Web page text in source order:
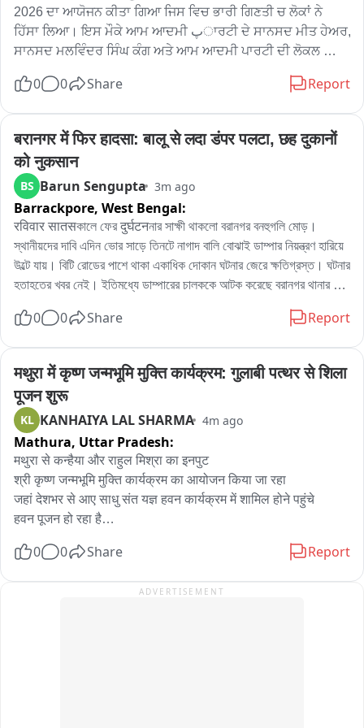
ਦੇ ਕਾਰਨਾਂ ਅਤੇ ਟੱਕਰ ਮਾਰਨ ਵਾਲੀ ਗੱਡੀ ਸਬੰਧੀ ਤੱਥ ਇਕੱਠੇ ਕੀਤੇ ਜਾ ਰਹੇ
ਹਨ。
2026 ਦਾ ਆਯੋਜਨ ਕੀਤਾ ਗਿਆ ਜਿਸ ਵਿਚ ਭਾਰੀ ਗਿਣਤੀ ਚ ਲੋਕਾਂ ਨੇ
ਹਿੱਸਾ ਲਿਆ। ਇਸ ਮੌਕੇ ਆਮ ਆਦਮੀ پਾਰਟੀ ਦੇ ਸਾਨਸਦ ਮੀਤ ਹੇਅਰ,
ਸਾਨਸਦ ਮਲਵਿੰਦਰ ਸਿੰਘ ਕੰਗ ਅਤੇ ਆਮ ਆਦਮੀ ਪਾਰਟੀ ਦੀ ਲੋਕਲ
ਮੀਤ ਹੇਅਰ ਸਾਂਸਦ ਨੇ ਕਿਹਾ ਕਿ ਪੰਜਾਬ ਦੇ ਯੂਥ ਨੂੰ ਨਸ਼ਾ ਮੁਕਤ ਕਰਨ ਲਈ
ਬਹੁਤ ਜਰੂਰੀ ਹੈ。
0 0 Share Report
बरानगर में फिर हादसा: बालू से लदा डंपर पलटा, छह दुकानों
को नुकसान
BS Barun Sengupta 3m ago
Barrackpore, West Bengal:
रविवार सातसকালে ফের दुर्घटनনার সাক্ষী থাকলো বরানগর বনহুগলি মোড়।
স্থানীয়দের দাবি এদিন ভোর সাড়ে তিনটে নাগাদ বালি বোঝাই ডাম্পার নিয়ন্ত্রণ হারিয়ে
উল্টে যায়। বিটি রোডের পাশে থাকা একাধিক দোকান ঘটনার জেরে ক্ষতিগ্রস্ত। ঘটনার
হতাহতের খবর নেই। ইতিমধ্যে ডাম্পারের চালককে আটক করেছে বরানগর থানার
0 0 Share Report
मथुरा में कृष्ण जन्मभूमि मुक्ति कार्यक्रम: गुलाबी पत्थर से शिला
पूजन शुरू
KL KANHAIYA LAL SHARMA 4m ago
Mathura, Uttar Pradesh:
मथुरा से कन्हैया और राहुल मिश्रा का इनपुट
श्री कृष्ण जन्मभूमि मुक्ति कार्यक्रम का आयोजन किया जा रहा
जहां देशभर से आए साधु संत यज्ञ हवन कार्यक्रम में शामिल होने पहुंचे
हवन पूजन हो रहा है
अयोध्या श्रीराम जन्मभूमि मंदिर निर्माण में इसी गुलाबी पत्थर का इस्तेमाल
0 0 Share Report
ADVERTISEMENT